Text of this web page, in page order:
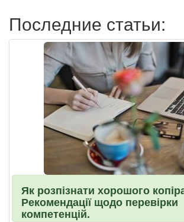
Последние статьи:
Як розпізнати хорошого
Рекомендації щодо перевірки
компетенцій.